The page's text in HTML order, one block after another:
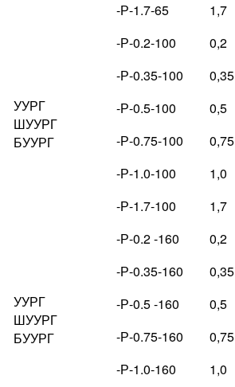
-Р-1.7-65
1,7
УУРГ
ШУУРГ
БУУРГ
-Р-0.2-100 0,2
-Р-0.35-100
0,35
-Р-0.5-100
0,5
-Р-0.75-100
0,75
-Р-1.0-100
1,0
-Р-1.7-100
1,7
УУРГ
ШУУРГ
БУУРГ
-Р-0.2 -160 0,2
-Р-0.35-160
0,35
-Р-0.5 -160
0,5
-Р-0.75-160
0,75
-Р-1.0-160
1,0